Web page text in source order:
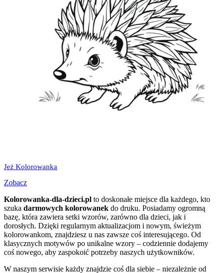
Jeż Kolorowanka
Zobacz
Kolorowanka-dla-dzieci.pl to doskonałe miejsce dla każdego, kto
szuka darmowych kolorowanek do druku. Posiadamy ogromną
bazę, która zawiera setki wzorów, zarówno dla dzieci, jak i
dorosłych. Dzięki regularnym aktualizacjom i nowym, świeżym
kolorowankom, znajdziesz u nas zawsze coś interesującego. Od
klasycznych motywów po unikalne wzory – codziennie dodajemy
coś nowego, aby zaspokoić potrzeby naszych użytkowników.
W naszym serwisie każdy znajdzie coś dla siebie – niezależnie od